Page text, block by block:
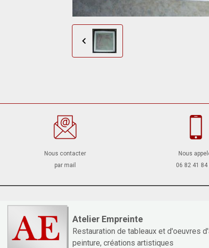
Nous contacter
par mail
Nous
06 82 41 84
Atelier Empreinte
Restauration de tableaux et d'oeuvres
peinture, créations artistiques